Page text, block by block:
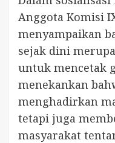
Anggota Komisi
menyampaikan
sejak dini
untuk mencetak
menekankan
menghadirkan
tetapi juga
masyarakat